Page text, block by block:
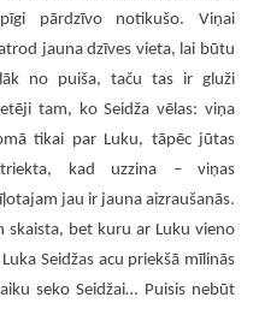
pārdzīvo notikušo. Viņai
jauna dzīves vieta, lai būtu
no puiša, taču tas ir gluži
tam, ko Seidža vēlas: viņa
tikai par Luku, tāpēc jūtas
kad uzzina – viņas
jau ir jauna aizraušanās.
skaista, bet kuru ar Luku vieno
Seidžas acu priekšā mīlinās
seko Seidžai… Puisis nebūt